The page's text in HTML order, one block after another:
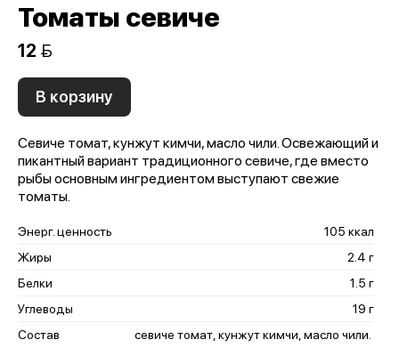
Томаты севиче
12 
В корзину
Севиче томат, кунжут кимчи, масло чили. Освежающий и
пикантный вариант традиционного севиче, где вместо
рыбы основным ингредиентом выступают свежие
томаты.
Энерг. ценность
105 ккал
Жиры
2.4 г
Белки
1.5 г
Углеводы
19 г
Состав
севиче томат, кунжут кимчи, масло чили.